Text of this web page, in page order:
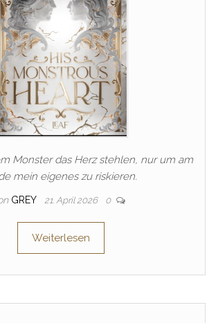
Monster das Herz stehlen, nur um am
mein eigenes zu riskieren.
GREY 21. April 2026 0
Weiterlesen